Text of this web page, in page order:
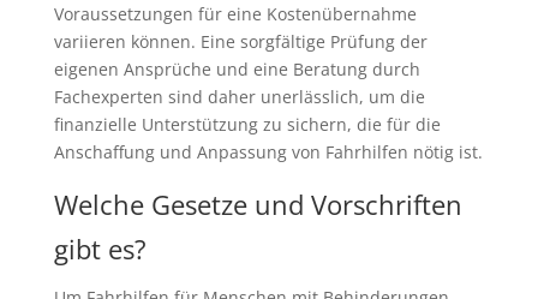
Voraussetzungen für eine Kostenübernahme
variieren können. Eine sorgfältige Prüfung der
eigenen Ansprüche und eine Beratung durch
Fachexperten sind daher unerlässlich, um die
finanzielle Unterstützung zu sichern, die für die
Anschaffung und Anpassung von Fahrhilfen nötig ist.
Welche Gesetze und Vorschriften
gibt es?